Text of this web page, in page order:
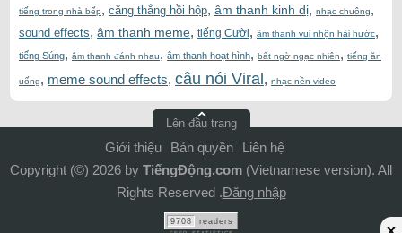
tiếng trong nhà bếp, căng thẳng hồi hộp, âm thanh kinh dị, nhạc chuông,
sound effects, âm thanh meme, tiếng Cười, âm thanh vui nhộn hài hước,
tiếng Súng, âm thanh đánh nhau, âm thanh hoạt hình, bất ngờ ngạc nhiên, tiếng ăn
uống, meme sound effects, câu nói Viral , nhạc nền video
Lên đầu trang
Giới thiệu Bản quyền
Liên hệ
Copyright (©) 2026 by TiếngĐộng.com (Vietnamese version). All
Rights Reserved .Đăng nhập
9708 readers